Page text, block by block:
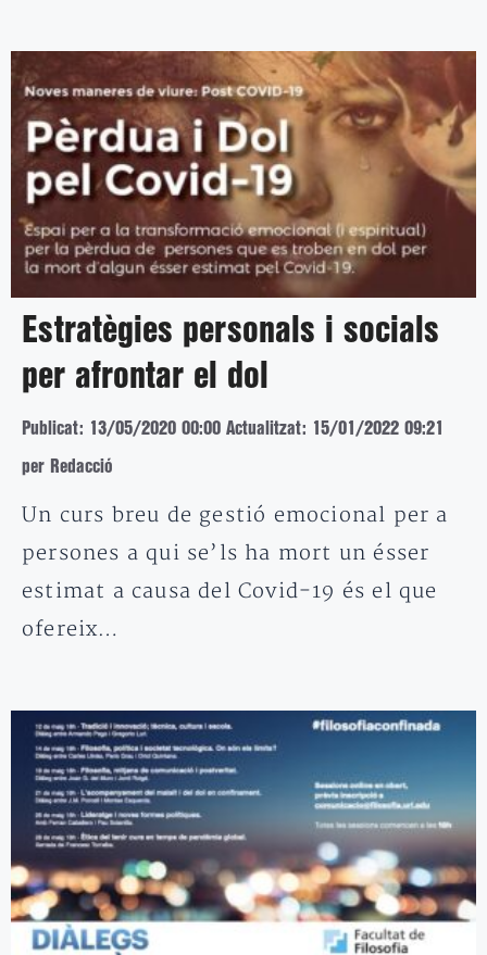
Estratègies personals i socials
per afrontar el dol
Publicat: 13/05/2020 00:00 Actualitzat: 15/01/2022 09:21
per Redacció
Un curs breu de gestió emocional per a
persones a qui se’ls ha mort un ésser
estimat a causa del Covid-19 és el que
ofereix…